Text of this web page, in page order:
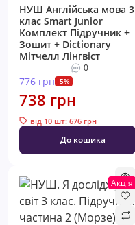
НУШ Англійська мова 3
клас Smart Junior
Комплект Підручник +
Зошит + Dictionary
Мітчелл Лінгвіст
0
776 грн -5%
738 грн
від 10 шт: 676 грн
До кошика
Акція